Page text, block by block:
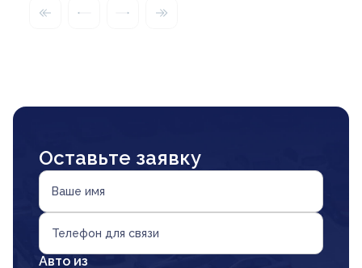
Оставьте заявку
Ваше имя
Телефон для связи
Авто из